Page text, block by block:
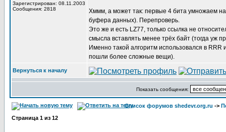
Зарегистрирован: 08.11.2003
Сообщения: 2818
Хммм, а может так: первые 4 бита умножаем
буфера данных). Перепроверь.
Это же и есть LZ77, только ссылка не
смысла вставлять менее трёх байт (тогда уж
Именно такой алгоритм использовался в RRR
пошли более сложные вещи).
Вернуться к началу
Показать сообщения:
Список форумов shedevr.org.ru ->
Страница 1 из 12